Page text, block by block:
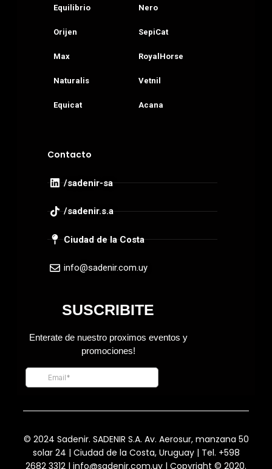
Equilibrio
Orijen
Max
Naturalis
Equicat
Nero
SepiCat
RoyalHorse
Vetnil
Acana
Contacto
/sadenir-sa
/sadenir.s.a
Ciudad de la Costa
info@sadenir.com.uy
© 2024 Sadenir. SADENIR S.A. Av. Aerosur, manzana 50
solar 24 | Ciudad de la Costa, Uruguay | Tel. +598
2682 3312 | info@sadenir.com.uy | Copyright © 2020.